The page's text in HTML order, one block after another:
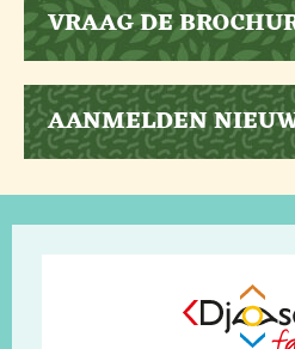
VRAAG DE
AANMELDEN